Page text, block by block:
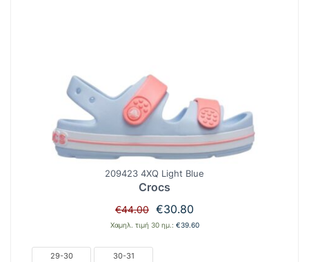
209423 4XQ Light Blue
Crocs
€44.00 Original
price
€30.80
τρέχουσα
Χαμηλ. τιμή 30 ημ.: €39.60
29-30 30-31